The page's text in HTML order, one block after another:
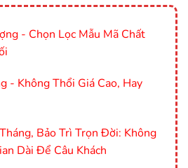
- Chọn Lọc Mẫu Mã Chất
- Không Thổi Giá Cao, Hay
Bảo Trì Trọn Đời: Không
Dài Để Câu Khách